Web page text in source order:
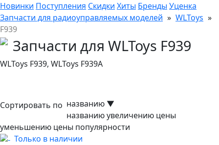
Новинки Поступления Скидки Хиты Бренды Уценка
Запчасти для радиоуправляемых моделей » WLToys »
F939
Запчасти для WLToys F939
WLToys F939, WLToys F939A
Сортировать по названию ▼
названиюувеличению цены
уменьшению цены популярности
Только в наличии